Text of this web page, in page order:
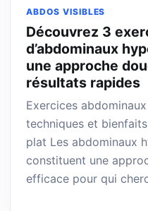
ABDOS VISIBLES
Découvrez 3
d’abdominaux
une approche
résultats rapides
Exercices
techniques et
plat Les abdominaux
constituent une
efficace pour qui